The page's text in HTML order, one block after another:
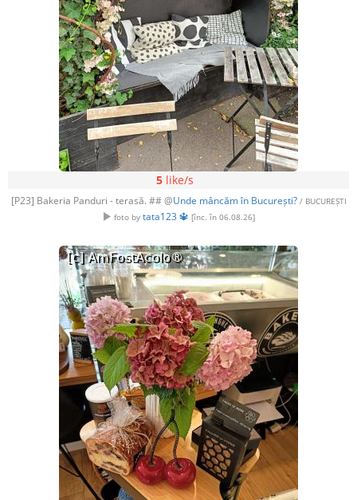
5like/s
[P23] Bakeria Panduri - terasă. ## @Unde mâncăm în București? / BUCUREȘTI
foto by tata123 🔱 [înc. în 06.08.26]